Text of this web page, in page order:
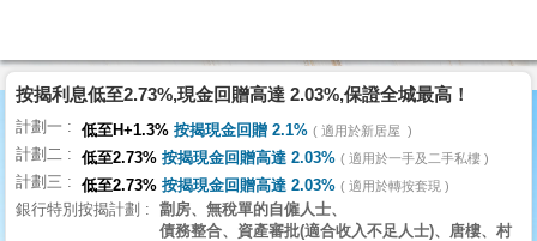
代
理
主
頁
搵
樓/
按揭利息低至2.73%,現金回贈高達 2.03%,保證全城最高！
計劃一 低至H+1.3% 按揭現金回贈 2.1% 適用於新居屋
計劃二 低至2.73% 按揭現金回贈高達 2.03% 適用於一手及二手私樓
計劃三 低至2.73% 按揭現金回贈高達 2.03% 適用於轉按套現
銀行特別按揭計劃
劏房、無稅單的自僱人士、
債務整合、資產審批(適合收入不足人士)、唐樓、村